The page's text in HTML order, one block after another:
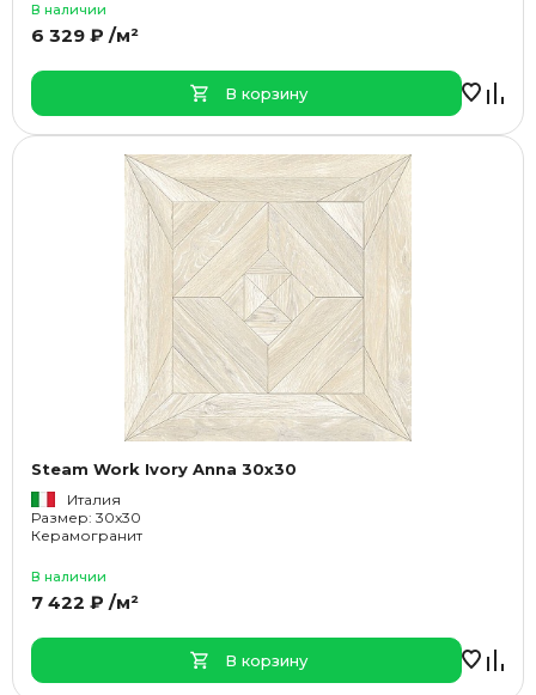
В наличии
6 329 ₽ /м²
В корзину
Steam Work Ivory Anna 30x30
Италия
Размер: 30x30
Керамогранит
В наличии
7 422 ₽ /м²
В корзину